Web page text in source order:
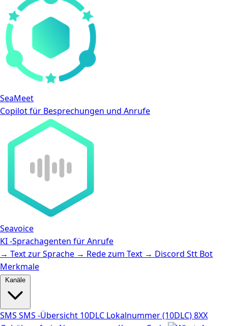
SeaMeet
Copilot für Besprechungen und Anrufe
Seavoice
KI -Sprachagenten für Anrufe
→ Text zur Sprache → Rede zum Text → Discord Stt Bot
Merkmale
Kanäle
SMS SMS -Übersicht 10DLC Lokalnummer (10DLC)8XX